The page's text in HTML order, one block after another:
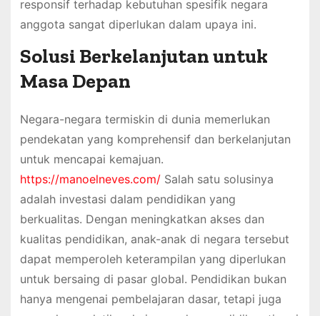
responsif terhadap kebutuhan spesifik negara
anggota sangat diperlukan dalam upaya ini.
Solusi Berkelanjutan untuk
Masa Depan
Negara-negara termiskin di dunia memerlukan
pendekatan yang komprehensif dan berkelanjutan
untuk mencapai kemajuan.
https://manoelneves.com/Salah satu solusinya
adalah investasi dalam pendidikan yang
berkualitas. Dengan meningkatkan akses dan
kualitas pendidikan, anak-anak di negara tersebut
dapat memperoleh keterampilan yang diperlukan
untuk bersaing di pasar global. Pendidikan bukan
hanya mengenai pembelajaran dasar, tetapi juga